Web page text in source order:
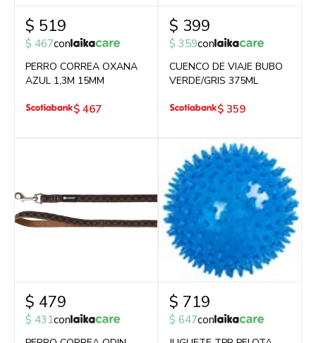
$ 519
$ 467con
PERRO CORREA OXANA
AZUL 1,3M 15MM
$ 467
$ 399
$ 359con
CUENCO DE VIAJE BUBO
VERDE/GRIS 375ML
$ 359
$ 479
$ 431con
$ 719
$ 647con